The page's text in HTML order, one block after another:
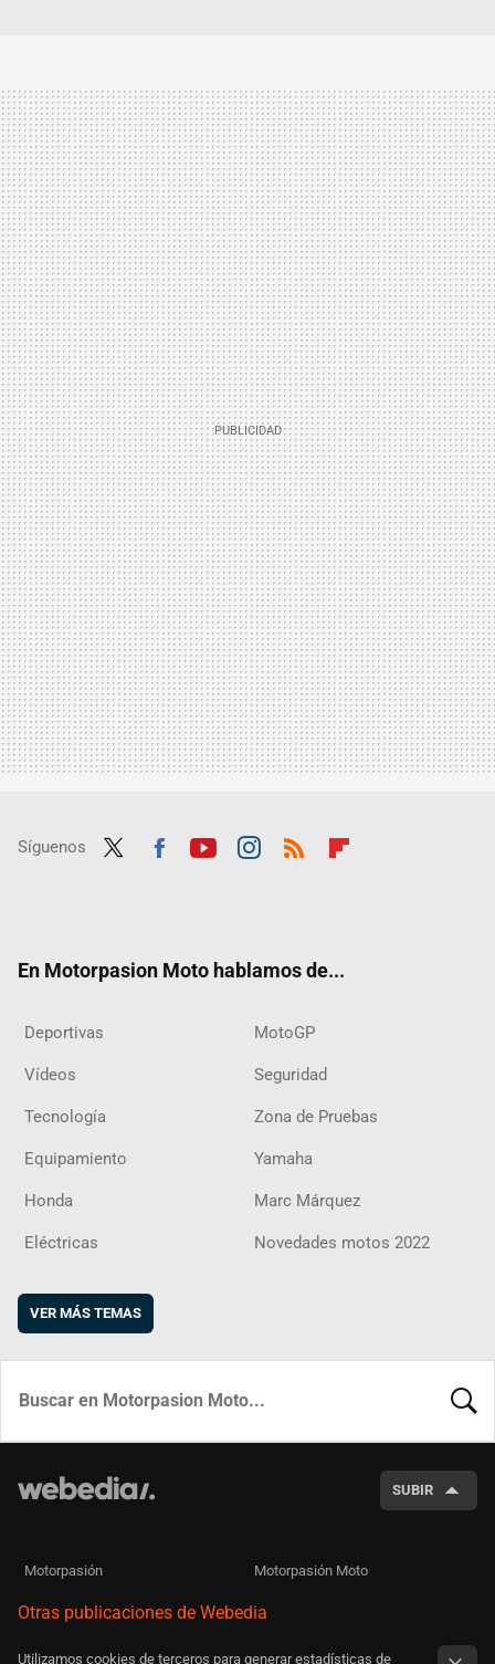
Síguenos
En Motorpasion Moto hablamos de...
Deportivas MotoGP
Vídeos Seguridad
Tecnología Zona de Pruebas
Equipamiento Yamaha
Honda Marc Márquez
Eléctricas Novedades motos 2022
VER MÁS TEMAS
SUBIR
Motorpasión Motorpasión Moto
Otras publicaciones de Webedia
Utilizamos cookies de terceros para generar estadísticas de